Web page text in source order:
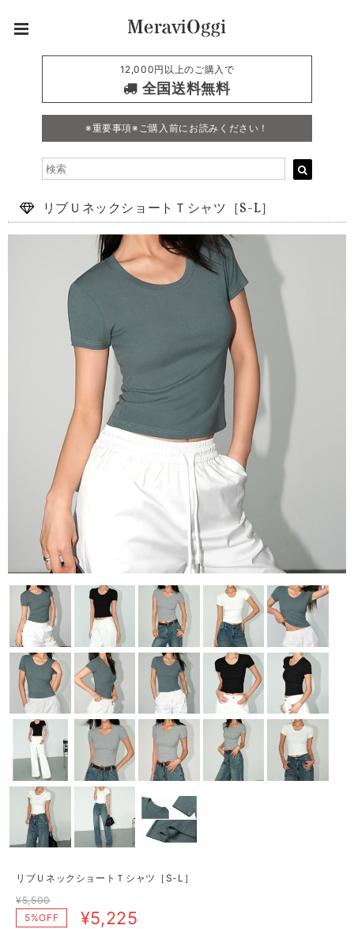
12,000円以上のご購入で
全国送料無料
※重要事項※ご購入前にお読みください！
リブＵネックショートＴシャツ［S-L］
リブＵネックショートＴシャツ［S-L］
¥5,500
5%OFF
¥5,225